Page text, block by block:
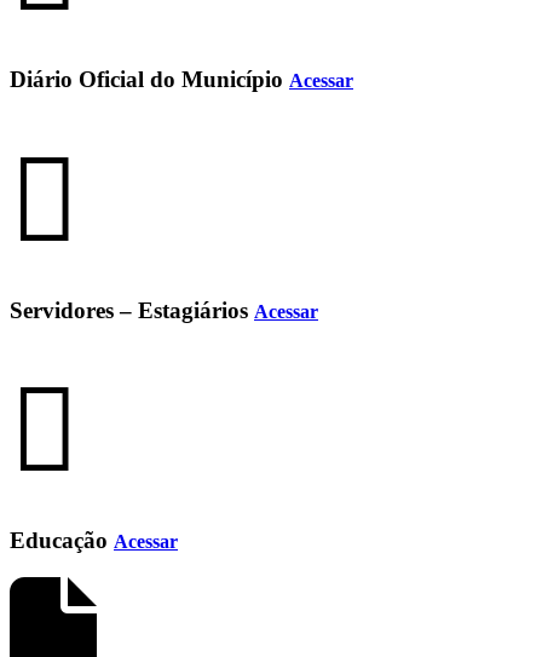
Diário Oficial do Município Acessar
Servidores – Estagiários Acessar
Educação Acessar